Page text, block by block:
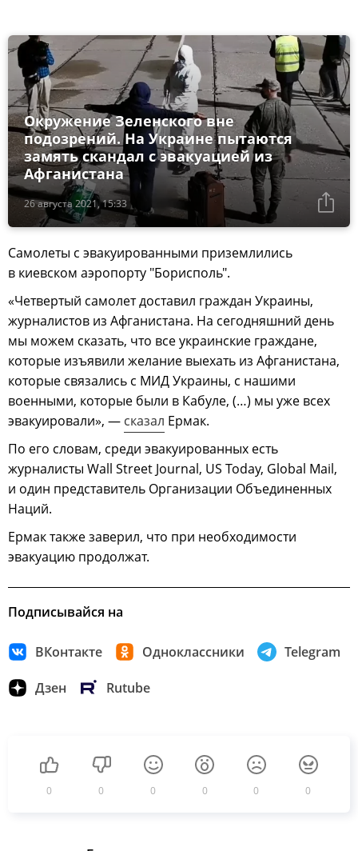
26 августа 2021, 15:33
Окружение Зеленского вне
подозрений. На Украине пытаются
замять скандал с эвакуацией из
Афганистана
Самолеты с эвакуированными приземлились
в киевском аэропорту "Борисполь".
«Четвертый самолет доставил граждан Украины,
журналистов из Афганистана. На сегодняшний день
мы можем сказать, что все украинские граждане,
которые изъявили желание выехать из Афганистана,
которые связались с МИД Украины, с нашими
военными, которые были в Кабуле, (…) мы уже всех
эвакуировали», — сказал Ермак.
По его словам, среди эвакуированных есть
журналисты Wall Street Journal, US Today, Global Mail,
и один представитель Организации Объединенных
Наций.
Ермак также заверил, что при необходимости
эвакуацию продолжат.
Подписывайся на
ВКонтакте Одноклассники Telegram
Дзен Rutube
0 0 0 0 0 0